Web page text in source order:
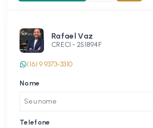
Rafael Vaz
CRECI - 251894F
(16) 9 9373-3310
Nome
Telefone